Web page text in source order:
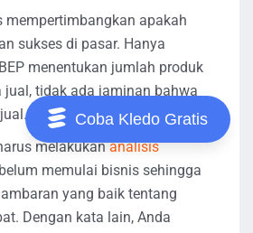
mempertimbangkan apakah
sukses di pasar. Hanya
menentukan jumlah produk
jual, tidak ada jaminan bahwa
melakukananalisis
memulai bisnis sehingga
yang baik tentang
Dengan kata lain, Anda
Coba Kledo Gratis